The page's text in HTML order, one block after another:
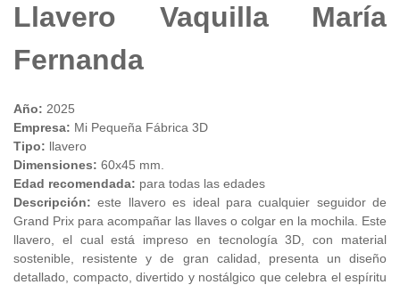
Llavero Vaquilla María
Fernanda
Año: 2025
Empresa: Mi Pequeña Fábrica 3D
Tipo: llavero
Dimensiones: 60x45 mm.
Edad recomendada: para todas las edades
Descripción: este llavero es ideal para cualquier seguidor de
Grand Prix para acompañar las llaves o colgar en la mochila. Este
llavero, el cual está impreso en tecnología 3D, con material
sostenible, resistente y de gran calidad, presenta un diseño
detallado, compacto, divertido y nostálgico que celebra el espíritu